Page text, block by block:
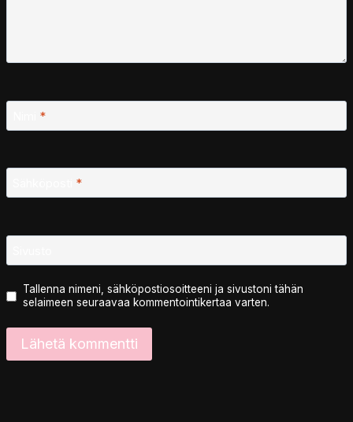
*
*
Tallenna nimeni, sähköpostiosoitteeni ja sivustoni tähän
selaimeen seuraavaa kommentointikertaa varten.